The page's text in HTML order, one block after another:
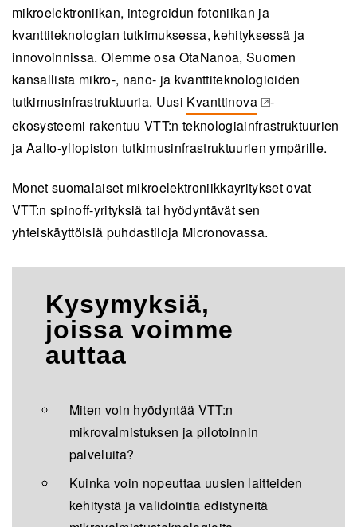
mikroelektroniikan, integroidun fotoniikan ja
kvanttiteknologian tutkimuksessa, kehityksessä ja
innovoinnissa. Olemme osa OtaNanoa, Suomen
kansallista mikro-, nano- ja kvanttiteknologioiden
tutkimusinfrastruktuuria. Uusi Kvanttinova
(opens in a new tab)
-
ekosysteemi rakentuu VTT:n teknologiainfrastruktuurien
ja Aalto-yliopiston tutkimusinfrastruktuurien ympärille.
Monet suomalaiset mikroelektroniikkayritykset ovat
VTT:n spinoff-yrityksiä tai hyödyntävät sen
yhteiskäyttöisiä puhdastiloja Micronovassa.
Kysymyksiä,
joissa voimme
auttaa
Miten voin hyödyntää VTT:n
mikrovalmistuksen ja pilotoinnin
palveluita?
Kuinka voin nopeuttaa uusien laitteiden
kehitystä ja validointia edistyneitä